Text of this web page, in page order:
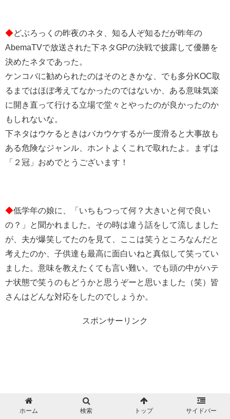
◆どぶろっくの昨夜のネタ、知る人ぞ知るだが昨年の
AbemaTVで放送された下ネタGPの決戦で披露して優勝を
決めたネタであった。
ケンコバに勧められたのはそのときかな、でも多分KOC取
るまではほぼ考えてなかったのではないか、ある意味気楽
に開き直って行ける立場で堂々とやったのが良かったのか
もしれないな。
下ネタはウケるときはバカウケするが一度滑ると大事故も
ある危険なジャンル、ホントよくこれで取れたよ。まずは
「２冠」おめでとうございます！
◆低学年の娘に、「いちもつって何？大きいと何で良い
の？」と聞かれました。その時は違う話をして流しました
が、夫が爆笑してたのを見て、ここは笑うところなんだと
考えたのか、子供達も最高に面白いねと真似して笑ってい
ました。意味を教えたくても言い難い。でも頭の中がハテ
ナ状態で笑うのもどうかと思うぞーと思いました（笑）皆
さんはどんな対応をしたのでしょうか。
スポンサーリンク
ホーム 検索 トップ サイドバー